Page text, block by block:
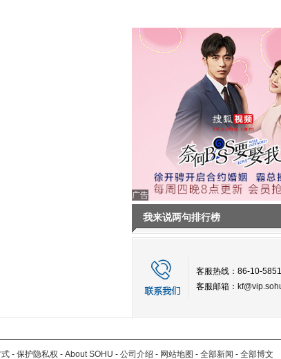
广告
我来说两句排行榜
客服热线：86-10-
客服邮箱：
- 保护隐私权 - About SOHU - 公司介绍 - 网站地图 - 全部新闻 - 全部博文